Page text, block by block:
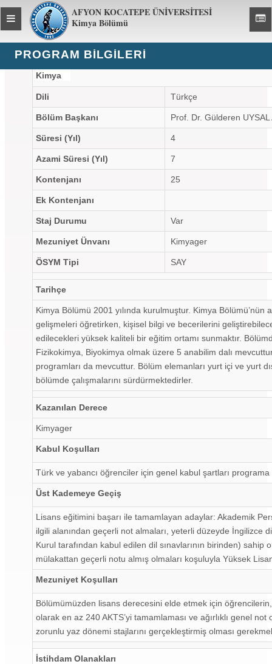
AFYON KOCATEPE ÜNİVERSİTESİ
Kimya Bölümü
Toggle
global
navigation
PROGRAM BILGILERI
Kimya
Dili Türkçe
Bölüm Başkanı Prof. Dr. Gülderen UYSAL
Süresi (Yıl) 4
Azami Süresi (Yıl) 7
Kontenjanı 25
Ek Kontenjanı
Staj Durumu Var
Mezuniyet Ünvanı Kimyager
ÖSYM Tipi SAY
Tarihçe
Kimya Bölümü 2001 yılında kurulmuştur. Kimya
gelişmeleri öğretirken, kişisel bilgi ve becerilerini
edilecekleri yüksek kaliteli bir eğitim ortamı sunmaktır.
Fizikokimya, Biyokimya olmak üzere 5 anabilim dalı
programları da mevcuttur. Bölüm elemanları yurt içi ve yurt
bölümde çalışmalarını sürdürmektedirler.
Kazanılan Derece
Kimyager
Kabul Koşulları
Türk ve yabancı öğrenciler için genel kabul şartları
Üst Kademeye Geçiş
Lisans eğitimini başarı ile tamamlayan adaylar: Akademik
ilgili alanından geçerli not almaları, yeterli düzeyde İngilizce
Kurul tarafından kabul edilen dil sınavlarının birinden) sahip
mülakattan geçerli notu almış olmaları koşuluyla Yüksek
Mezuniyet Koşulları
Bölümümüzden lisans derecesini elde etmek için
olarak en az 240 AKTS’yi tamamlaması ve ağırlıklı genel
zorunlu yaz dönemi stajlarını gerçekleştirmiş olması
İstihdam Olanakları